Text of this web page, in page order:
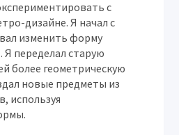
с
дизайне. Я начал с
изменить форму
переделал старую
более геометрическую
новые предметы из
используя